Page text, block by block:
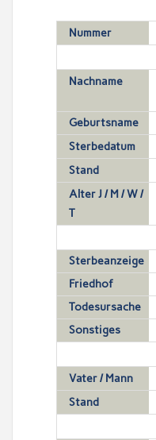
Nummer
Nachname
Geburtsname
Sterbedatum
Stand
Alter J / M / W /
T
Sterbeanzeige
Friedhof
Todesursache
Sonstiges
Vater / Mann
Stand